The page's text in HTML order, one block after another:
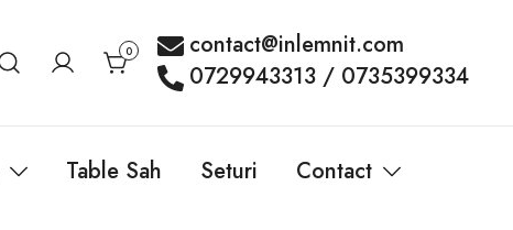
0
contact@inlemnit.com
0729943313 / 0735399334
Table Sah Seturi Contact